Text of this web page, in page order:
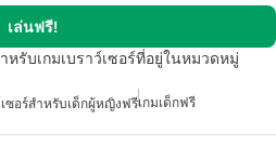
เล่นฟรี!
หรับเกมเบราว์เซอร์ที่อยู่ในหมวดหมู่
เซอร์สำหรับเด็กผู้หญิงฟรีเกมเด็กฟรี